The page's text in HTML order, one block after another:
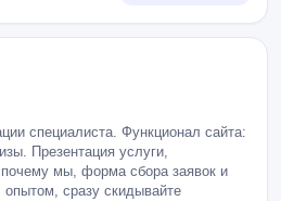
специалиста. Функционал сайта:
Презентация услуги,
мы, форма сбора заявок и
опытом, сразу скидывайте